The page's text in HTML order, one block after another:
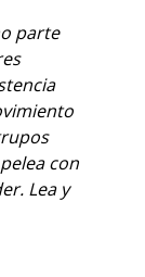
parte
con
Lea y